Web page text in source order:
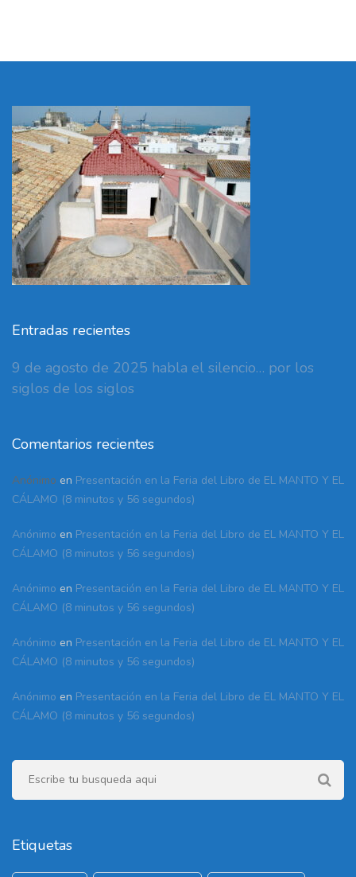
Entradas recientes
9 de agosto de 2025 habla el silencio… por los
siglos de los siglos
Comentarios recientes
Anónimo en Presentación en la Feria del Libro de EL MANTO Y EL
CÁLAMO (8 minutos y 56 segundos)
Anónimo en Presentación en la Feria del Libro de EL MANTO Y EL
CÁLAMO (8 minutos y 56 segundos)
Anónimo en Presentación en la Feria del Libro de EL MANTO Y EL
CÁLAMO (8 minutos y 56 segundos)
Anónimo en Presentación en la Feria del Libro de EL MANTO Y EL
CÁLAMO (8 minutos y 56 segundos)
Anónimo en Presentación en la Feria del Libro de EL MANTO Y EL
CÁLAMO (8 minutos y 56 segundos)
Etiquetas